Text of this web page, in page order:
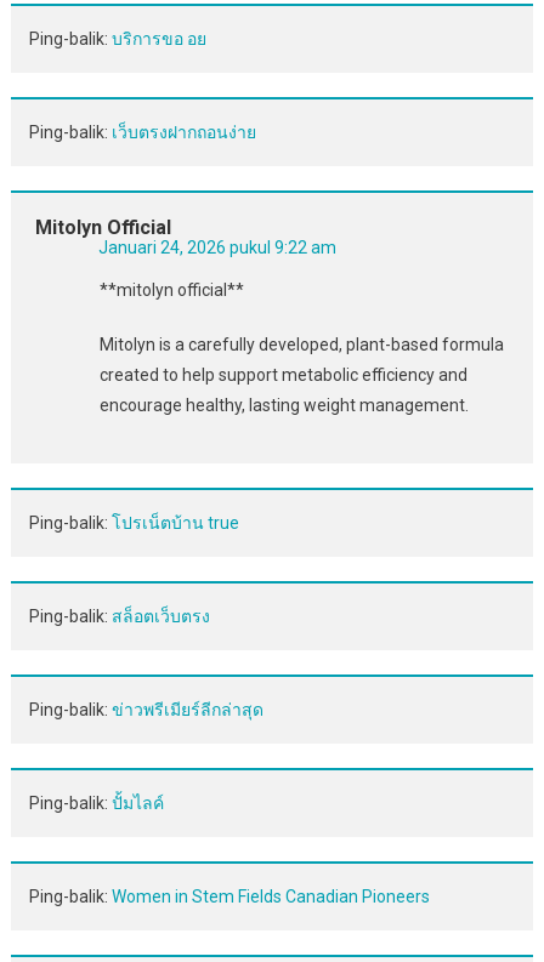
Ping-balik: บริการขอ อย
Ping-balik: เว็บตรงฝากถอนง่าย
Mitolyn Official
Januari 24, 2026 pukul 9:22 am
**mitolyn official**
Mitolyn is a carefully developed, plant-based formula
created to help support metabolic efficiency and
encourage healthy, lasting weight management.
Ping-balik: โปรเน็ตบ้าน true
Ping-balik: สล็อตเว็บตรง
Ping-balik: ข่าวพรีเมียร์ลีกล่าสุด
Ping-balik: ปั้มไลค์
Ping-balik: Women in Stem Fields Canadian Pioneers